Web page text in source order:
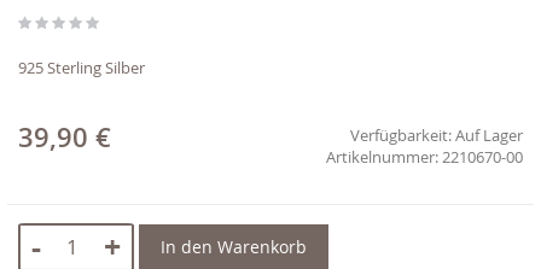
springen
925 Sterling Silber
39,90 € Verfügbarkeit:Auf Lager
2210670-00
- + In den Warenkorb